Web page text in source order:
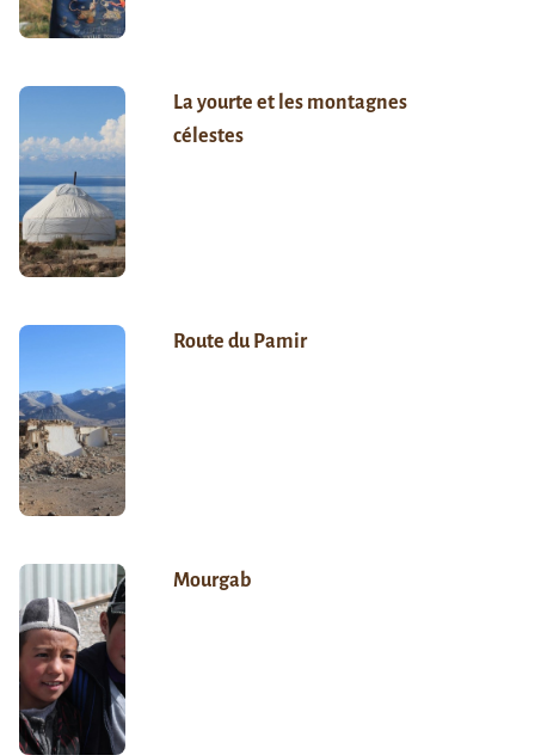
La yourte et les montagnes
célestes
Route du Pamir
Mourgab